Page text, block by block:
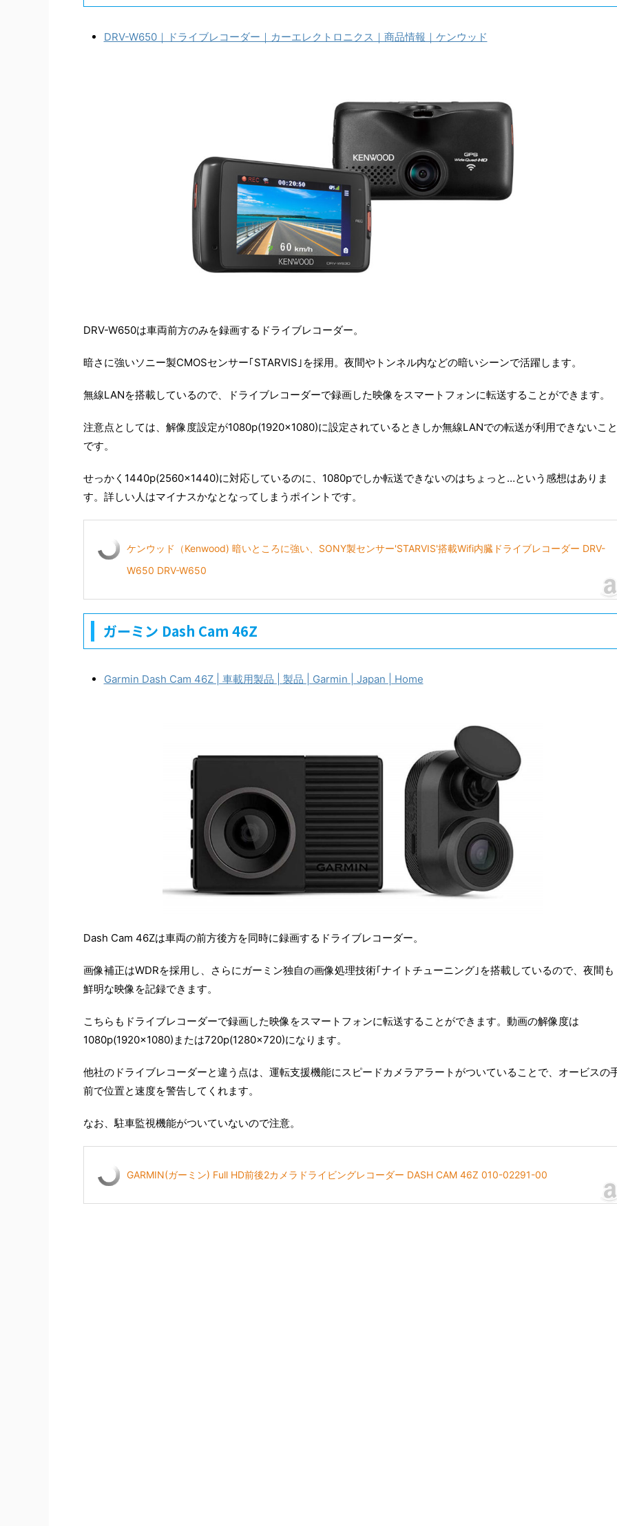
DRV-W650｜ドライブレコーダー｜カーエレクトロニクス｜商品情報｜ケンウッド
DRV-W650は車両前方のみを録画するドライブレコーダー。
暗さに強いソニー製CMOSセンサー｢STARVIS｣を採用。夜間やトンネル内などの暗いシーンで活躍します。
無線LANを搭載しているので、ドライブレコーダーで録画した映像をスマートフォンに転送することができます。
注意点としては、解像度設定が1080p(1920×1080)に設定されているときしか無線LANでの転送が利用できないこと
です。
せっかく1440p(2560×1440)に対応しているのに、1080pでしか転送できないのはちょっと…という感想はありま
す。詳しい人はマイナスかなとなってしまうポイントです。
ケンウッド（Kenwood) 暗いところに強い、SONY製センサー'STARVIS'搭載Wifi内臓ドライブレコーダー DRV-
W650 DRV-W650
ガーミン Dash Cam 46Z
Garmin Dash Cam 46Z | 車載用製品 | 製品 | Garmin | Japan | Home
Dash Cam 46Zは車両の前方後方を同時に録画するドライブレコーダー。
画像補正はWDRを採用し、さらにガーミン独自の画像処理技術｢ナイトチューニング｣を搭載しているので、夜間も
鮮明な映像を記録できます。
こちらもドライブレコーダーで録画した映像をスマートフォンに転送することができます。動画の解像度は
1080p(1920×1080)または720p(1280×720)になります。
他社のドライブレコーダーと違う点は、運転支援機能にスピードカメラアラートがついていることで、オービスの
前で位置と速度を警告してくれます。
なお、駐車監視機能がついていないので注意。
GARMIN(ガーミン) Full HD前後2カメラドライビングレコーダー DASH CAM 46Z 010-02291-00